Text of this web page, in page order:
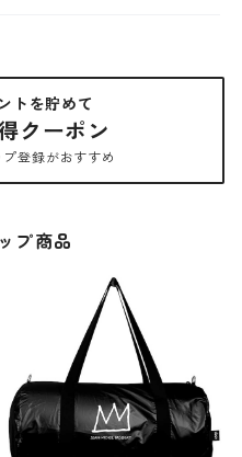
トを貯めて
クーポン
登録がおすすめ
プ商品